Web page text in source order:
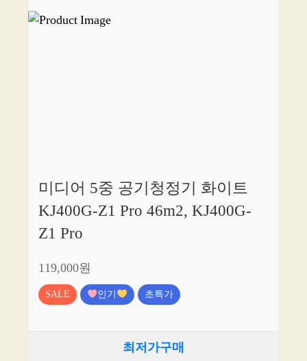
미디어 5중 공기청정기 화이트
KJ400G-Z1 Pro 46m2, KJ400G-
Z1 Pro
119,000원
SALE 인기 초특가
최저가구매